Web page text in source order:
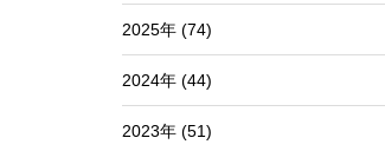
2025年 (74)
2024年 (44)
2023年 (51)